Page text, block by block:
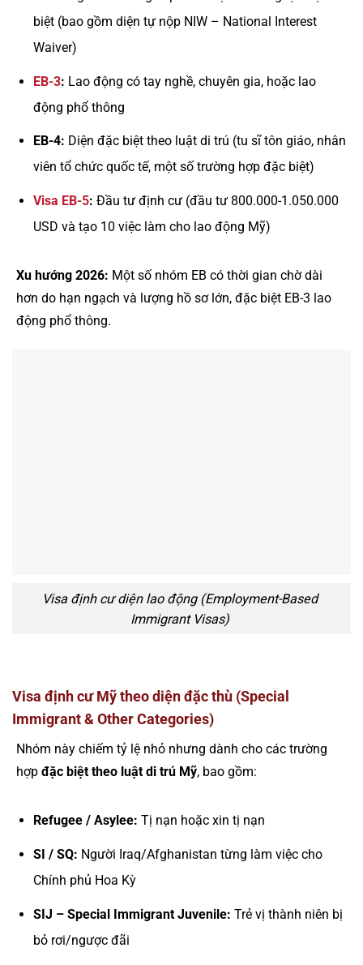
biệt (bao gồm diện tự nộp NIW – National Interest
Waiver)
EB-3: Lao động có tay nghề, chuyên gia, hoặc lao
động phổ thông
EB-4: Diện đặc biệt theo luật di trú (tu sĩ tôn giáo, nhân
viên tổ chức quốc tế, một số trường hợp đặc biệt)
Visa EB-5: Đầu tư định cư (đầu tư 800.000-1.050.000
USD và tạo 10 việc làm cho lao động Mỹ)
Xu hướng 2026: Một số nhóm EB có thời gian chờ dài
hơn do hạn ngạch và lượng hồ sơ lớn, đặc biệt EB-3 lao
động phổ thông.
Visa định cư diện lao động (Employment-Based
Immigrant Visas)
Visa định cư Mỹ theo diện đặc thù (Special
Immigrant & Other Categories)
Nhóm này chiếm tỷ lệ nhỏ nhưng dành cho các trường
hợp đặc biệt theo luật di trú Mỹ, bao gồm:
Refugee / Asylee: Tị nạn hoặc xin tị nạn
SI / SQ: Người Iraq/Afghanistan từng làm việc cho
Chính phủ Hoa Kỳ
SIJ – Special Immigrant Juvenile: Trẻ vị thành niên bị
bỏ rơi/ngược đãi